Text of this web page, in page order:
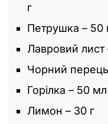
г
Петрушка – 50
Лавровий лист
Чорний
Горілка – 50 мл
Лимон – 30 г